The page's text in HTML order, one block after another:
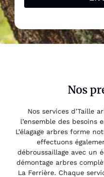
Nos
Nos services d’Taille
l’ensemble des besoins
L’élagage arbres forme
effectuons
débroussaillage avec un
démontage arbres
La Ferrière. Chaque